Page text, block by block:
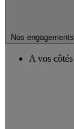
Nos engagements
A vos côtés